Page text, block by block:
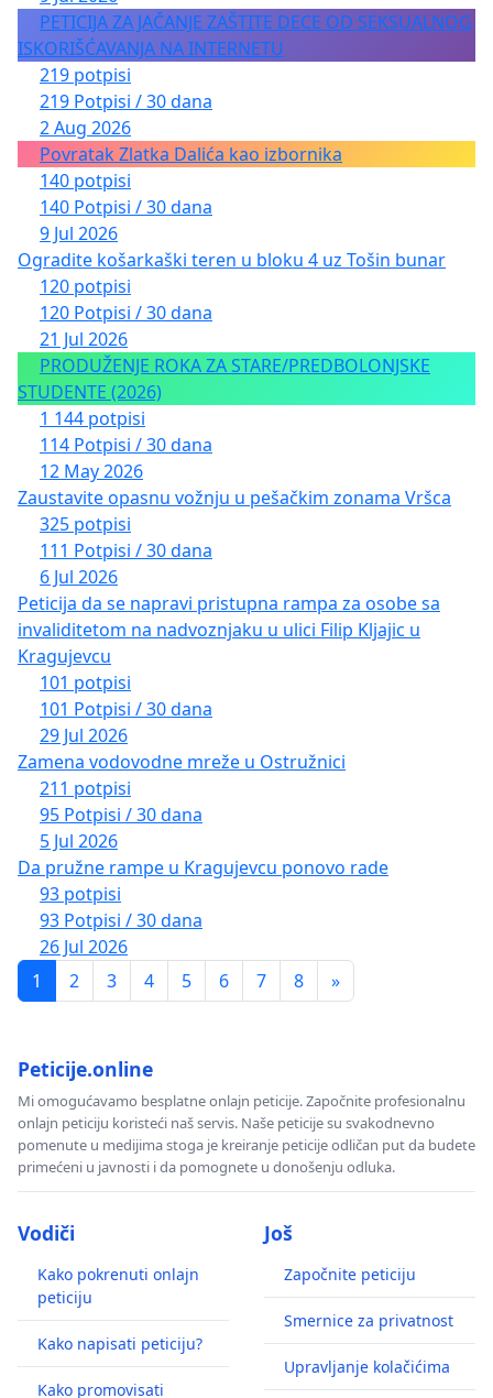
PETICIJA ZA JAČANJE ZAŠTITE DECE OD SEKSUALNOG
ISKORIŠĆAVANJA NA INTERNETU
219 potpisi
219 Potpisi / 30 dana
2 Aug 2026
Povratak Zlatka Dalića kao izbornika
140 potpisi
140 Potpisi / 30 dana
9 Jul 2026
Ogradite košarkaški teren u bloku 4 uz Tošin bunar
120 potpisi
120 Potpisi / 30 dana
21 Jul 2026
PRODUŽENJE ROKA ZA STARE/PREDBOLONJSKE
STUDENTE (2026)
1 144 potpisi
114 Potpisi / 30 dana
12 May 2026
Zaustavite opasnu vožnju u pešačkim zonama Vršca
325 potpisi
111 Potpisi / 30 dana
6 Jul 2026
Peticija da se napravi pristupna rampa za osobe sa
invaliditetom na nadvoznjaku u ulici Filip Kljajic u
Kragujevcu
101 potpisi
101 Potpisi / 30 dana
29 Jul 2026
Zamena vodovodne mreže u Ostružnici
211 potpisi
95 Potpisi / 30 dana
5 Jul 2026
Da pružne rampe u Kragujevcu ponovo rade
93 potpisi
93 Potpisi / 30 dana
26 Jul 2026
1
2 3 4 5 6 7 8 »
Peticije.online
Mi omogućavamo besplatne onlajn peticije. Započnite profesionalnu
onlajn peticiju koristeći naš servis. Naše peticije su svakodnevno
pomenute u medijima stoga je kreiranje peticije odličan put da budete
primećeni u javnosti i da pomognete u donošenju odluka.
Vodiči
Kako pokrenuti onlajn
peticiju
Kako napisati peticiju?
Kako promovisati
Još
Započnite peticiju
Smernice za privatnost
Upravljanje kolačićima